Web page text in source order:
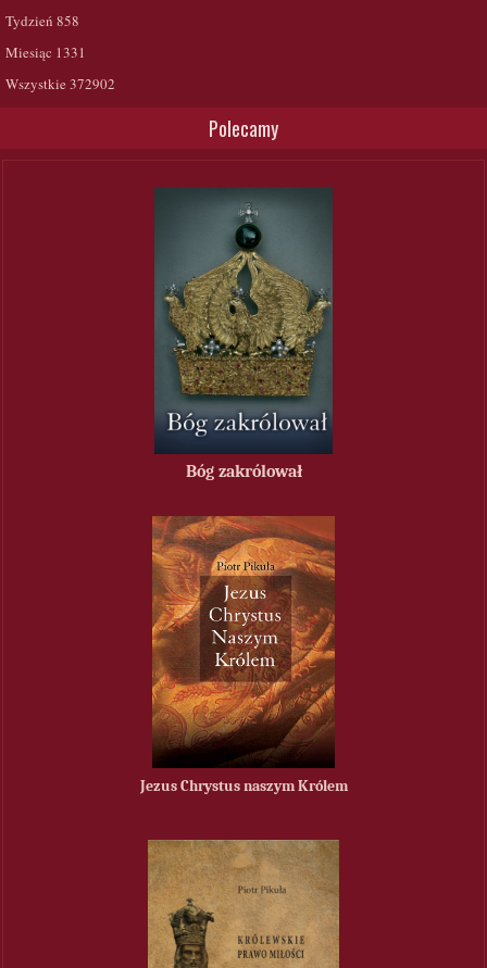
Tydzień 858
Miesiąc 1331
Wszystkie 372902
Polecamy
Bóg zakrólował
Jezus Chrystus naszym Królem